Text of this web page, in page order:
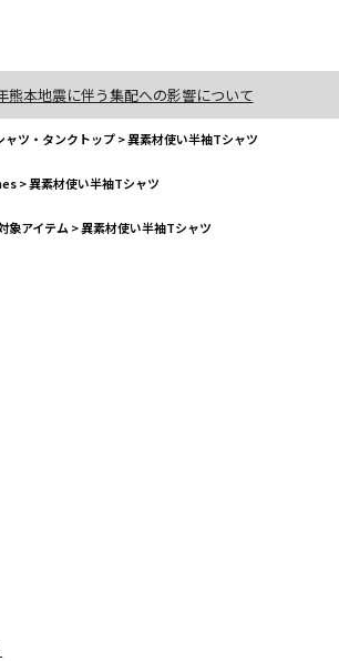
熊本地震に伴う集配への影響について
ャツ・タンクトップ>異素材使い半袖Tシャツ
>異素材使い半袖Tシャツ
象アイテム >異素材使い半袖Tシャツ